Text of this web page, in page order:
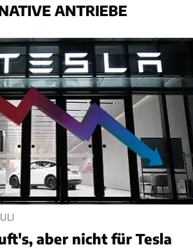
ANTRIEBE
aber nicht für Tesla